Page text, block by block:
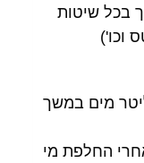
בכל שיטות
חדש: 1 טיפה ל- 100 ליטר מים במשך
ל- 100 ליטר אחרי החלפת מי